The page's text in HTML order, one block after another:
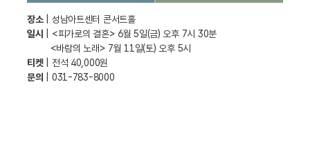
장소
| 성남아트센터 콘서트홀
일시
| <피가로의 결혼> 6월 5일(금) 오후 7시 30분
<바람의 노래> 7월 11일(토) 오후 5시
티켓
| 전석 40,000원
문의
| 031-783-8000